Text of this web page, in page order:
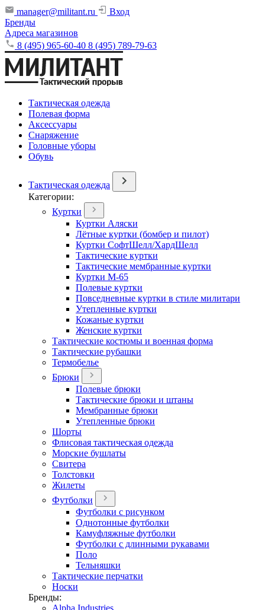
manager@militant.ru
Вход
Бренды
Адреса магазинов
8 (495) 965-60-40 8 (495) 789-79-63
Тактическая одежда
Полевая форма
Аксессуары
Снаряжение
Головные уборы
Обувь
Тактическая одежда
Категории:
Куртки
Куртки Аляски
Лётные куртки (бомбер и пилот)
Куртки СофтШелл/ХардШелл
Тактические куртки
Тактические мембранные куртки
Куртки М-65
Полевые куртки
Повседневные куртки в стиле милитари
Утепленные куртки
Кожаные куртки
Женские куртки
Тактические костюмы и военная форма
Тактические рубашки
Термобелье
Брюки
Полевые брюки
Тактические брюки и штаны
Мембранные брюки
Утепленные брюки
Шорты
Флисовая тактическая одежда
Морские бушлаты
Свитера
Толстовки
Жилеты
Футболки
Футболки с рисунком
Однотонные футболки
Камуфляжные футболки
Футболки с длинными рукавами
Поло
Тельняшки
Тактические перчатки
Носки
Бренды:
Alpha Industries